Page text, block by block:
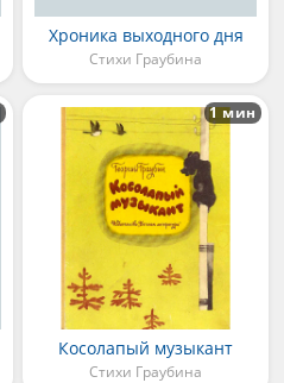
Хроника выходного дня
Стихи Граубина
Косолапый музыкант
Стихи Граубина
1 мин